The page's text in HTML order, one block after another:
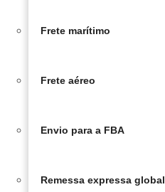
Frete marítimo
Frete aéreo
Envio para a FBA
Remessa expressa global